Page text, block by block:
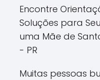
Encontre
Soluções para
uma Mãe de
- PR
Muitas pessoas